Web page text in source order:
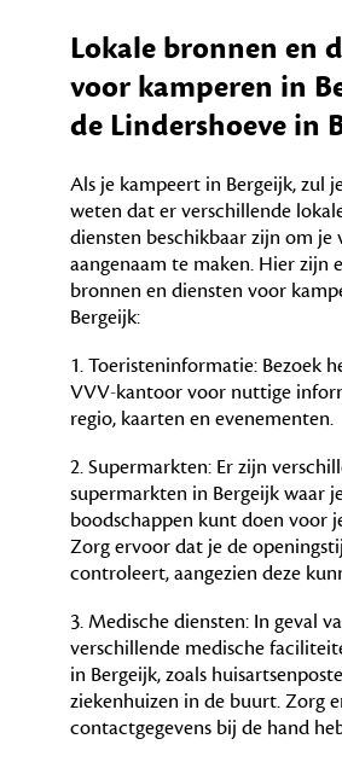
Lokale bronnen en
voor kamperen in
de Lindershoeve in
Als je kampeert in Bergeijk, zul
weten dat er verschillende
diensten beschikbaar zijn om je
aangenaam te maken. Hier zijn
bronnen en diensten voor
Bergeijk:
1. Toeristeninformatie: Bezoek
VVV-kantoor voor nuttige
regio, kaarten en evenementen.
2. Supermarkten: Er zijn
supermarkten in Bergeijk waar
boodschappen kunt doen voor
Zorg ervoor dat je de
controleert, aangezien deze
3. Medische diensten: In geval
verschillende medische
in Bergeijk, zoals
ziekenhuizen in de buurt. Zorg
contactgegevens bij de hand